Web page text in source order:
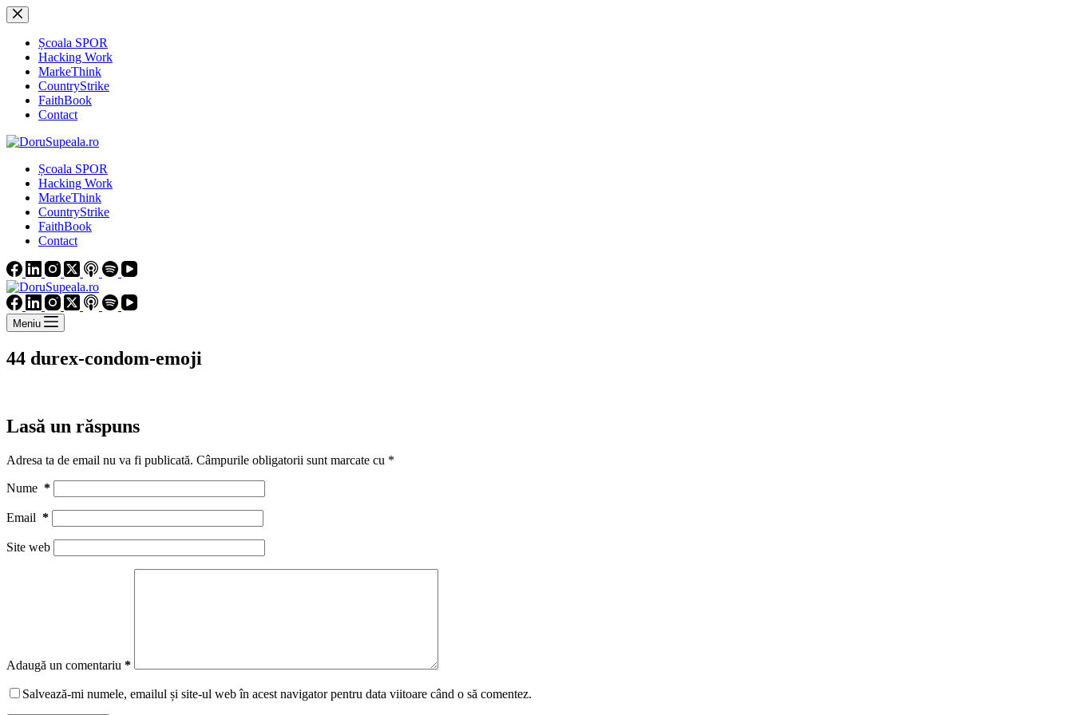
Sari
la
conținutȘcoala SPOR
Hacking Work
MarkeThink
CountryStrike
FaithBook
Contact
Școala SPOR
Hacking Work
MarkeThink
CountryStrike
FaithBook
Contact
Meniu
44 durex-condom-emoji
Lasă un răspuns
Adresa ta de email nu va fi publicată. Câmpurile obligatorii sunt marcate cu *
Nume *
Email *
Site web
Adaugă un comentariu *
Salvează-mi numele, emailul și site-ul web în acest navigator pentru data viitoare când o să comentez.